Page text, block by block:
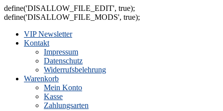
define('DISALLOW_FILE_EDIT', true);
define('DISALLOW_FILE_MODS', true);
VIP Newsletter
Kontakt
Impressum
Datenschutz
Widerrufsbelehrung
Warenkorb
Mein Konto
Kasse
Zahlungsarten